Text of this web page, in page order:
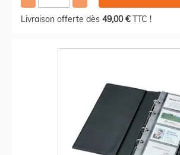
Livraison offerte dès 49,00 €TTC !